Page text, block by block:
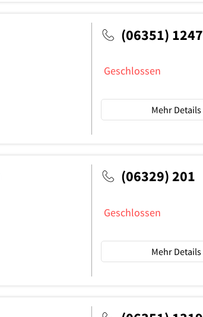
(06351)
Geschlossen
Mehr Details
(06329) 201
Geschlossen
Mehr Details